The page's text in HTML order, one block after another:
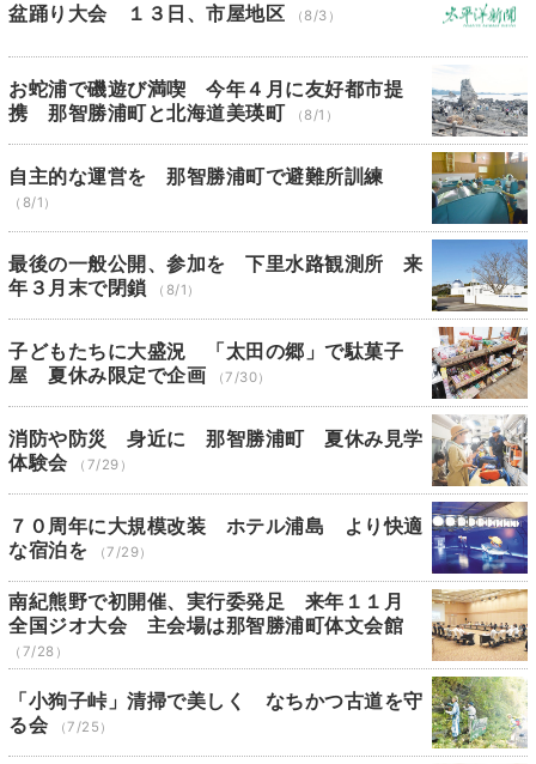
盆踊り大会 １３日、市屋地区 （8/3）
お蛇浦で磯遊び満喫 今年４月に友好都市提
携 那智勝浦町と北海道美瑛町
（8/1）
自主的な運営を 那智勝浦町で避難所訓練
（8/1）
最後の一般公開、参加を 下里水路観測所 来
年３月末で閉鎖
（8/1）
子どもたちに大盛況 「太田の郷」で駄菓子
屋 夏休み限定で企画
（7/30）
消防や防災 身近に 那智勝浦町 夏休み見学
体験会
（7/29）
７０周年に大規模改装 ホテル浦島 より快適
な宿泊を
（7/29）
南紀熊野で初開催、実行委発足 来年１１月
全国ジオ大会 主会場は那智勝浦町体文会館
（7/28）
「小狗子峠」清掃で美しく なちかつ古道を守
る会
（7/25）